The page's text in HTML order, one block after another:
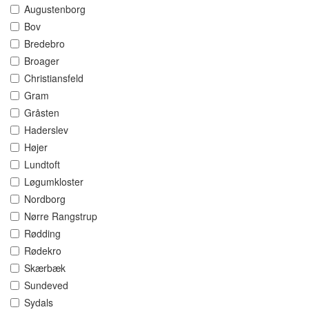
Augustenborg
Bov
Bredebro
Broager
Christiansfeld
Gram
Gråsten
Haderslev
Højer
Lundtoft
Løgumkloster
Nordborg
Nørre Rangstrup
Rødding
Rødekro
Skærbæk
Sundeved
Sydals